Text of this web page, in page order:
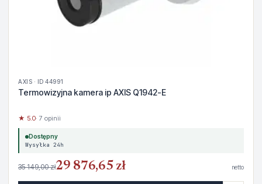
AXIS · ID 44991
Termowizyjna kamera ip AXIS Q1942-E
★ 5.0· 7 opinii
Dostępny
Wysyłka 24h
35 149,00 zł29 876,65 zł netto